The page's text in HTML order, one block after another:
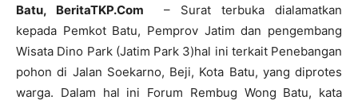
Batu, BeritaTKP.Com
– Surat terbuka dialamatkan
kepada Pemkot Batu, Pemprov Jatim dan pengembang
Wisata Dino Park (Jatim Park 3)hal ini terkait Penebangan
pohon di Jalan Soekarno, Beji, Kota Batu, yang diprotes
warga. Dalam hal ini Forum Rembug Wong Batu, kata